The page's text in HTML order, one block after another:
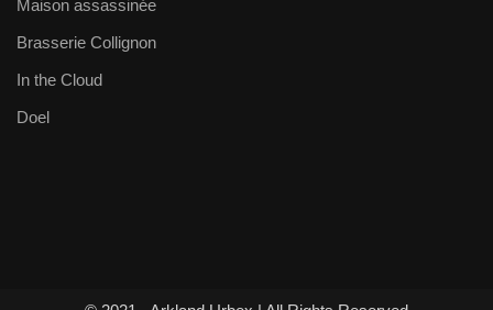
Maison assassinée
Brasserie Collignon
In the Cloud
Doel